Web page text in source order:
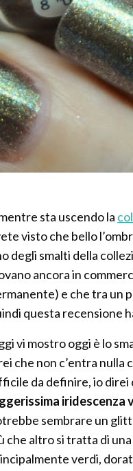
sta uscendo la
visto che bello
degli smalti della
ancora in
e che tra un
questa recensione
vi mostro oggi è lo
che non c’entra nulla
da definire, io
iridescenza
sembrare un
che altro si tratta di
verdi,